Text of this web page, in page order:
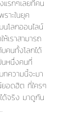
รกๆเลยที่คน
ราะในยุค
โลกออนไลน์
ห้เราสามารถ
คนทั้งโลกได้
หนึ่งคนที่
ความนี้จะมา
อดฮิต ที่ใครๆ
ด้จริง มาดูกัน